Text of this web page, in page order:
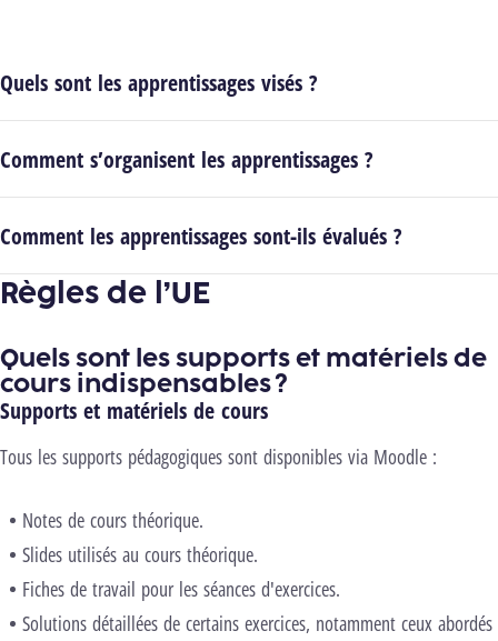
Quels sont les apprentissages visés ?
Comment s’organisent les apprentissages ?
Comment les apprentissages sont-ils évalués ?
Règles de l’UE
Quels sont les supports et matériels de
cours indispensables ?
Supports et matériels de cours
Tous les supports pédagogiques sont disponibles via Moodle :
Notes de cours théorique.
Slides utilisés au cours théorique.
Fiches de travail pour les séances d'exercices.
Solutions détaillées de certains exercices, notamment ceux abordés